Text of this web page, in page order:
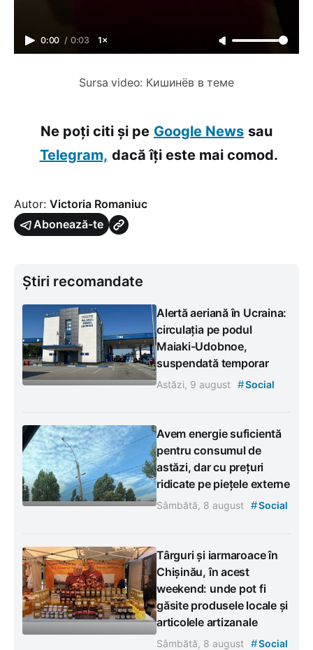
0:00 / 0:03 1×
Sursa video: Кишинёв в теме
Ne poți citi și pe Google News sau
Telegram, dacă îți este mai comod.
Autor: Victoria Romaniuc
Abonează-te
Știri recomandate
Alertă aeriană în Ucraina:
circulația pe podul
Maiaki-Udobnoe,
suspendată temporar
Astăzi, 9 august #Social
Avem energie suficientă
pentru consumul de
astăzi, dar cu prețuri
ridicate pe piețele externe
Sâmbătă, 8 august #Social
Târguri și iarmaroace în
Chișinău, în acest
weekend: unde pot fi
găsite produsele locale și
articolele artizanale
Sâmbătă, 8 august #Social